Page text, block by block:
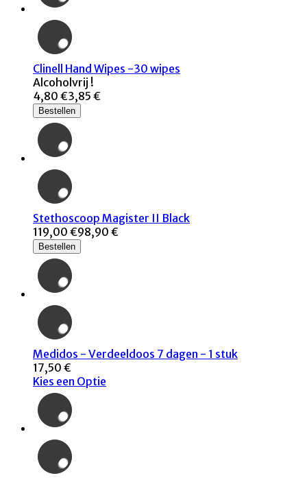
Clinell Hand Wipes -30 wipes
Alcoholvrij !
4,80 €3,85 €
Bestellen
Stethoscoop Magister II Black
119,00 €98,90 €
Bestellen
Medidos - Verdeeldoos 7 dagen - 1 stuk
17,50 €
Kies een Optie